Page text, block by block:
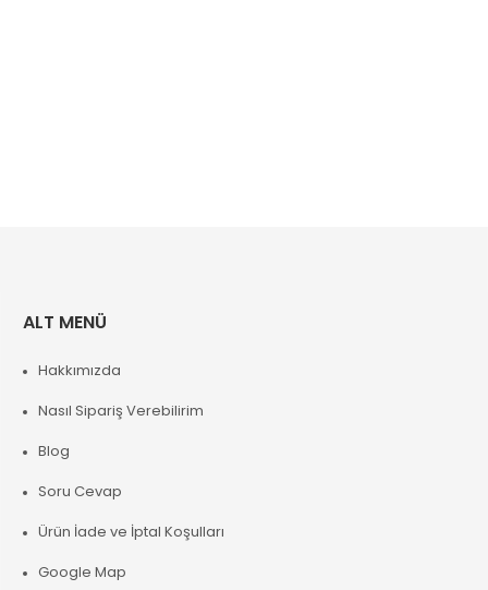
ALT MENÜ
Hakkımızda
Nasıl Sipariş Verebilirim
Blog
Soru Cevap
Ürün İade ve İptal Koşulları
Google Map